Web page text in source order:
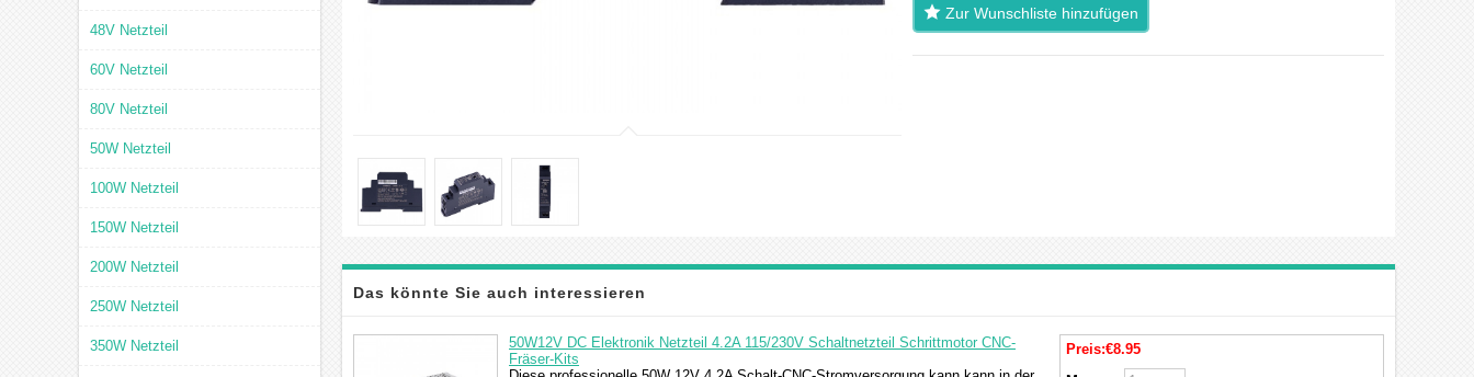
48V Netzteil
60V Netzteil
80V Netzteil
50W Netzteil
100W Netzteil
150W Netzteil
200W Netzteil
250W Netzteil
350W Netzteil
Zur Wunschliste hinzufügen
Das könnte Sie auch interessieren
50W12V DC Elektronik Netzteil 4.2A 115/230V Schaltnetzteil Schrittmotor CNC-
Fräser-Kits
Preis:€8.95